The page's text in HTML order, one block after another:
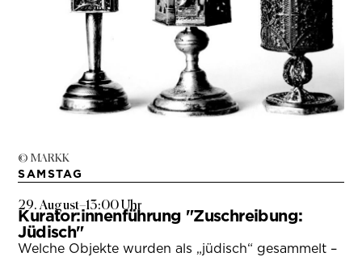
© MARKK
SAMSTAG
29. August–13:00 Uhr
Kurator:innenführung "Zuschreibung:
Jüdisch"
Welche Objekte wurden als „jüdisch“ gesammelt –